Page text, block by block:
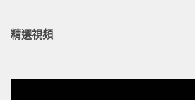
精選視頻